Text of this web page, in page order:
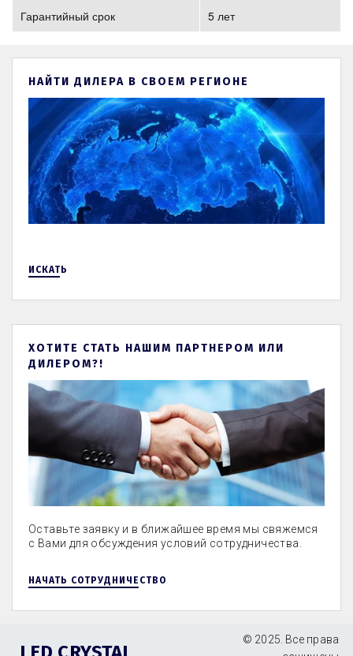
Гарантийный срок 5 лет
НАЙТИ ДИЛЕРА В СВОЕМ РЕГИОНЕ
ИСКАТЬ
ХОТИТЕ СТАТЬ НАШИМ ПАРТНЕРОМ ИЛИ
ДИЛЕРОМ?!
Оставьте заявку и в ближайшее время мы свяжемся
с Вами для обсуждения условий сотрудничества.
НАЧАТЬ СОТРУДНИЧЕСТВО
© 2025. Все права